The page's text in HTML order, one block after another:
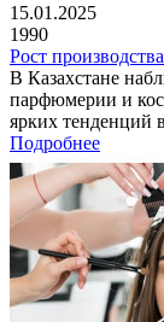
15.01.2025
1990
Рост
В Казахстане
парфюмерии и
ярких тенденций
Подробнее